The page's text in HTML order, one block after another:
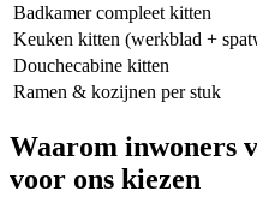
Badkamer compleet kitten
Keuken kitten (werkblad +
Douchecabine kitten
Ramen & kozijnen per stuk
Waarom inwoners
voor ons kiezen